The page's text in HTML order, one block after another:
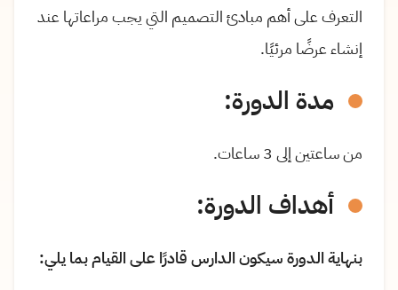
التعرف على أهم مبادئ التصميم التي يجب مراعاتها عند
إنشاء عرضًا مرئيًا.
مدة الدورة:
من ساعتين إلى 3 ساعات.
أهداف الدورة:
بنهاية الدورة سيكون الدارس قادرًا على القيام بما يلي: